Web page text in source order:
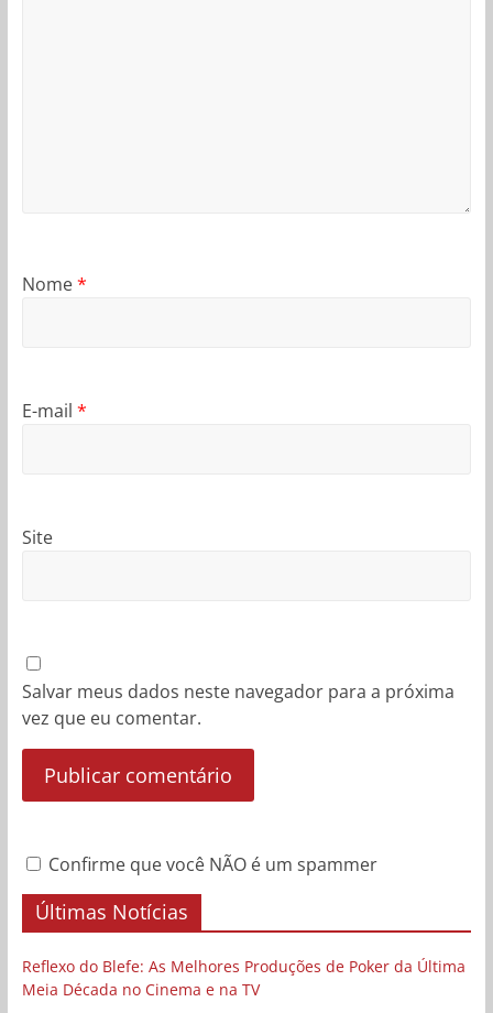
Nome*
E-mail *
Site
Salvar meus dados neste navegador para a próxima
vez que eu comentar.
Confirme que você NÃO é um spammer
Últimas Notícias
Reflexo do Blefe: As Melhores Produções de Poker da Última
Meia Década no Cinema e na TV